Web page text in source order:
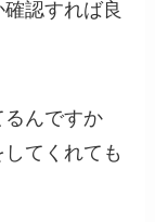
認すれば良
るんですか
てくれても